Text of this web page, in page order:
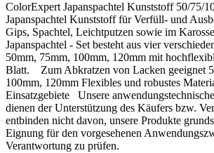
ColorExpert Japanspachtel Kunststoff 50/75/
Japanspachtel Kunststoff für Verfüll- und
Gips, Spachtel, Leichtputzen sowie im
Japanspachtel - Set besteht aus vier
50mm, 75mm, 100mm, 120mm mit
Blatt. Zum Abkratzen von Lacken geeignet
100mm, 120mm Flexibles und robustes
Einsatzgebiete Unsere
dienen der Unterstützung des Käufers bzw.
entbinden nicht davon, unsere Produkte
Eignung für den vorgesehenen
Verantwortung zu prüfen.